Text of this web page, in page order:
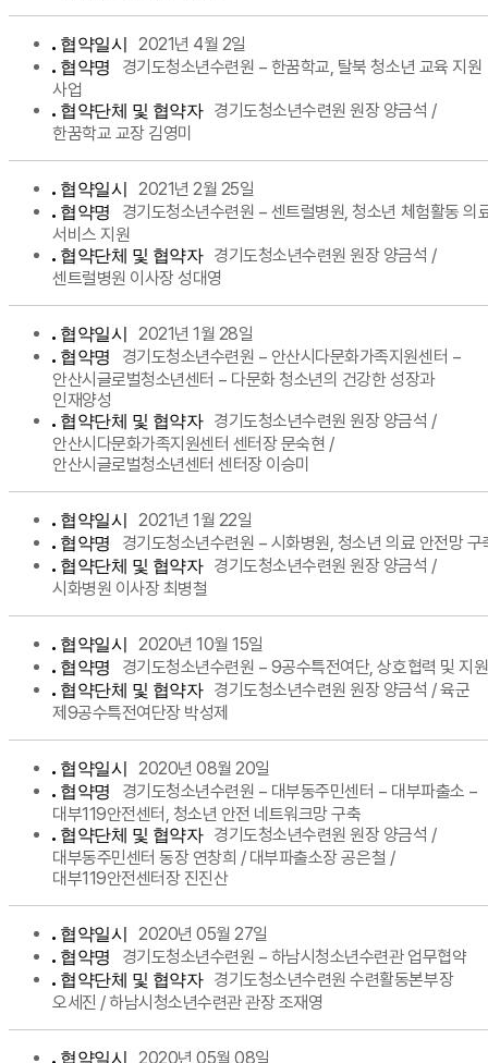
협약일시 2021년 4월 2일
협약명
경기도청소년수련원 − 한꿈학교, 탈북 청소년 교육 지원
사업
협약단체 및 협약자
경기도청소년수련원 원장 양금석 /
한꿈학교 교장 김영미
협약일시 2021년 2월 25일
협약명
경기도청소년수련원 − 센트럴병원, 청소년 체험활동 의
서비스 지원
협약단체 및 협약자
경기도청소년수련원 원장 양금석 /
센트럴병원 이사장 성대영
협약일시 2021년 1월 28일
협약명
경기도청소년수련원 − 안산시다문화가족지원센터 −
안산시글로벌청소년센터 − 다문화 청소년의 건강한 성장과
인재양성
협약단체 및 협약자
경기도청소년수련원 원장 양금석 /
안산시다문화가족지원센터 센터장 문숙현 /
안산시글로벌청소년센터 센터장 이승미
협약일시 2021년 1월 22일
협약명 경기도청소년수련원 − 시화병원, 청소년 의료 안전망 구
협약단체 및 협약자
경기도청소년수련원 원장 양금석 /
시화병원 이사장 최병철
협약일시 2020년 10월 15일
협약명 경기도청소년수련원 − 9공수특전여단, 상호협력 및 지원
협약단체 및 협약자
경기도청소년수련원 원장 양금석 / 육군
제9공수특전여단장 박성제
협약일시 2020년 08월 20일
협약명
경기도청소년수련원 − 대부동주민센터 − 대부파출소 −
대부119안전센터, 청소년 안전 네트워크망 구축
협약단체 및 협약자
경기도청소년수련원 원장 양금석 /
대부동주민센터 동장 연창희 / 대부파출소장 공은철 /
대부119안전센터장 진진산
협약일시 2020년 05월 27일
협약명 경기도청소년수련원 − 하남시청소년수련관 업무협약
협약단체 및 협약자
경기도청소년수련원 수련활동본부장
오세진 / 하남시청소년수련관 관장 조재영
협약일시 2020년 05월 08일